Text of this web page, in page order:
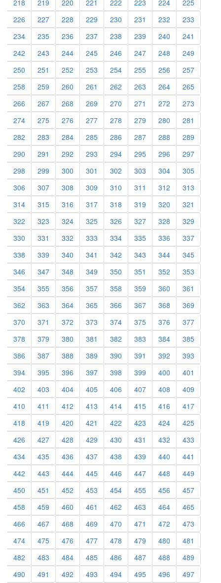
218 219 220 221 222 223 224
225
226
227 228 229 230 231 232
233
234
235 236 237 238 239 240
241
242
243 244 245 246 247 248
249
250
251 252 253 254 255 256
257
258
259 260 261 262 263 264
265
266
267 268 269 270 271 272
273
274
275 276 277 278 279 280
281
282
283 284 285 286 287 288
289
290
291 292 293 294 295 296
297
298
299 300 301 302 303 304
305
306
307 308 309 310 311 312
313
314
315 316 317 318 319 320
321
322
323 324 325 326 327 328
329
330
331 332 333 334 335 336
337
338
339 340 341 342 343 344
345
346
347 348 349 350 351 352
353
354
355 356 357 358 359 360
361
362
363 364 365 366 367 368
369
370
371 372 373 374 375 376
377
378
379 380 381 382 383 384
385
386
387 388 389 390 391 392
393
394
395 396 397 398 399 400
401
402
403 404 405 406 407 408
409
410
411 412 413 414 415 416
417
418
419 420 421 422 423 424
425
426
427 428 429 430 431 432
433
434
435 436 437 438 439 440
441
442
443 444 445 446 447 448
449
450
451 452 453 454 455 456
457
458
459 460 461 462 463 464
465
466
467 468 469 470 471 472
473
474
475 476 477 478 479 480
481
482
483 484 485 486 487 488
489
490
491 492 493 494 495 496
497